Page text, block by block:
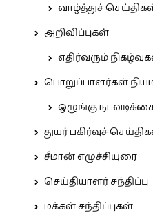
வாழ்த்துச்
அறிவிப்புகள்
எதிர்வரும்
பொறுப்பாளர்கள்
ஒழுங்கு
துயர் பகிர்வுச்
சீமான் எழுச்சியுரை
செய்தியாளர் சந்திப்பு
மக்கள் சந்திப்புகள்